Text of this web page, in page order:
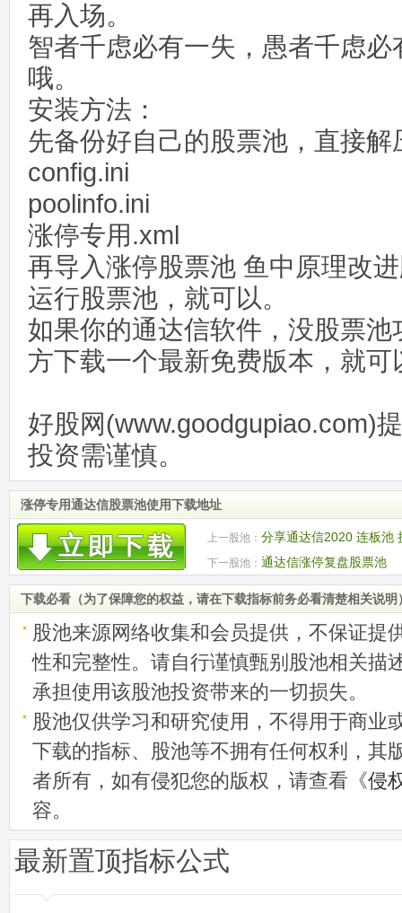
再入场。
智者千虑必有一失，愚者千虑
哦。
安装方法：
先备份好自己的股票池，直接解
config.ini
poolinfo.ini
涨停专用.xml
再导入涨停股票池 鱼中原理改
运行股票池，就可以。
如果你的通达信软件，没股票
方下载一个最新免费版本，就可
好股网(www.goodgupiao.com)
投资需谨慎。
涨停专用通达信股票池使用下载地址
上一股池： 分享通达信2020 连板池
下一股池： 通达信涨停复盘股票池
下载必看（为了保障您的权益，请在下载指标前务必看清楚相关说明
股池来源网络收集和会员提供，不保证提
性和完整性。请自行谨慎甄别股池相关描
承担使用该股池投资带来的一切损失。
股池仅供学习和研究使用，不得用于商业
下载的指标、股池等不拥有任何权利，其
者所有，如有侵犯您的版权，请查看《侵
容。
最新置顶指标公式